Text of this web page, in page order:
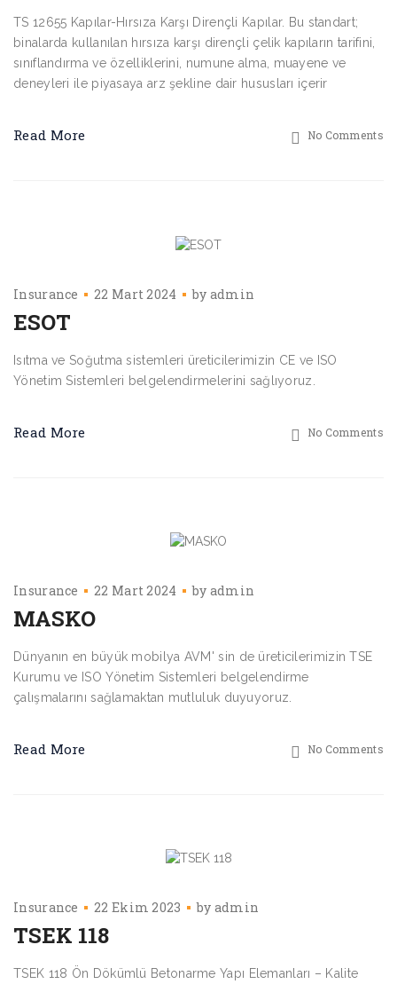
TS 12655 Kapılar-Hırsıza Karşı Dirençli Kapılar. Bu standart;
binalarda kullanılan hırsıza karşı dirençli çelik kapıların tarifini,
sınıflandırma ve özelliklerini, numune alma, muayene ve
deneyleri ile piyasaya arz şekline dair hususları içerir
Read More No Comments
Insurance 22 Mart 2024 by admin
ESOT
Isıtma ve Soğutma sistemleri üreticilerimizin CE ve ISO
Yönetim Sistemleri belgelendirmelerini sağlıyoruz.
Read More No Comments
Insurance 22 Mart 2024 by admin
MASKO
Dünyanın en büyük mobilya AVM' sin de üreticilerimizin TSE
Kurumu ve ISO Yönetim Sistemleri belgelendirme
çalışmalarını sağlamaktan mutluluk duyuyoruz.
Read More No Comments
Insurance 22 Ekim 2023 by admin
TSEK 118
TSEK 118 Ön Dökümlü Betonarme Yapı Elemanları – Kalite